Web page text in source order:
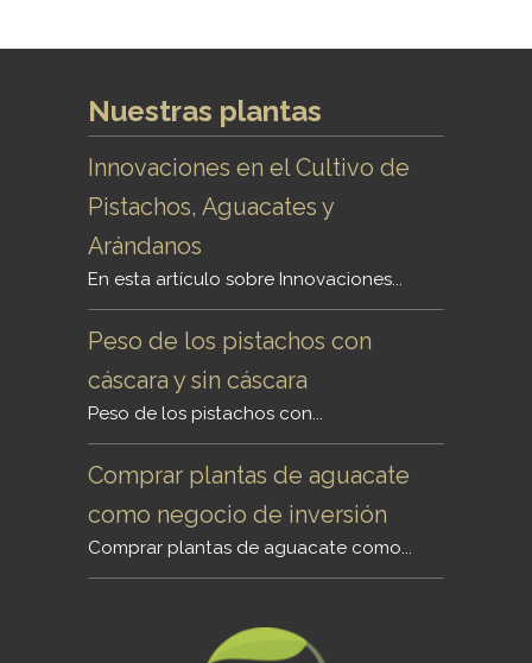
Nuestras plantas
Innovaciones en el Cultivo de
Pistachos, Aguacates y
Arándanos
En esta artículo sobre Innovaciones...
Peso de los pistachos con
cáscara y sin cáscara
Peso de los pistachos con...
Comprar plantas de aguacate
como negocio de inversión
Comprar plantas de aguacate como...